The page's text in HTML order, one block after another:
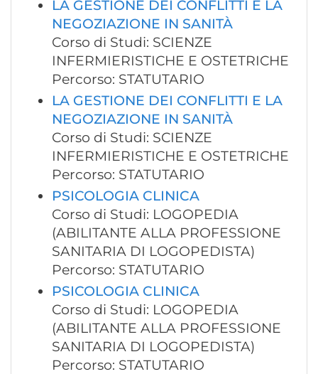
LA GESTIONE DEI CONFLITTI E LA
NEGOZIAZIONE IN SANITÀ
Corso di Studi: SCIENZE
INFERMIERISTICHE E OSTETRICHE
Percorso: STATUTARIO
LA GESTIONE DEI CONFLITTI E LA
NEGOZIAZIONE IN SANITÀ
Corso di Studi: SCIENZE
INFERMIERISTICHE E OSTETRICHE
Percorso: STATUTARIO
PSICOLOGIA CLINICA
Corso di Studi: LOGOPEDIA
(ABILITANTE ALLA PROFESSIONE
SANITARIA DI LOGOPEDISTA)
Percorso: STATUTARIO
PSICOLOGIA CLINICA
Corso di Studi: LOGOPEDIA
(ABILITANTE ALLA PROFESSIONE
SANITARIA DI LOGOPEDISTA)
Percorso: STATUTARIO